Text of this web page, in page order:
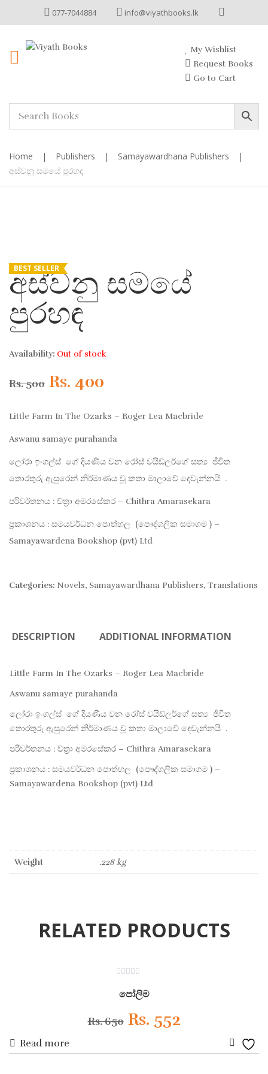
077-7044884 info@viyathbooks.lk
My Wishlist
Request Books
Go to Cart
Home | Publishers | Samayawardhana Publishers
|
අස්වනු සමයේ පුරහඳ
BEST SELLER
අස්වනු සමයේ
පුරහඳ
Availability: Out of stock
Rs.500 Original
price
was:
Rs. 500.
Rs. 400
price
is:
Rs. 400.
Little Farm In The Ozarks – Roger Lea Macbride
Aswanu samaye purahanda
ලෝරා ඉංගල්ස් ගේ දියණිය වන රෝස් වයිඩ්ලර්ගේ සත්‍ය ජීවිත
තොරතුරු ඇසුරෙන් නිර්මාණය වූ කතා මාලාවේ දෙවැන්නයි .
පරිවර්තනය : ච්ත්‍රා අමරසේකර – Chithra Amarasekara
ප්‍රකාශනය : සමයවර්ධන පොත්හල (පෞද්ගලික සමාගම ) –
Samayawardena Bookshop (pvt) Ltd
Categories: Novels, Samayawardhana Publishers, Translations
DESCRIPTION ADDITIONAL INFORMATION
Little Farm In The Ozarks – Roger Lea Macbride
Aswanu samaye purahanda
ලෝරා ඉංගල්ස් ගේ දියණිය වන රෝස් වයිඩ්ලර්ගේ සත්‍ය ජීවිත
තොරතුරු ඇසුරෙන් නිර්මාණය වූ කතා මාලාවේ දෙවැන්නයි .
පරිවර්තනය : ච්ත්‍රා අමරසේකර – Chithra Amarasekara
ප්‍රකාශනය : සමයවර්ධන පොත්හල (පෞද්ගලික සමාගම ) –
Samayawardena Bookshop (pvt) Ltd
Weight .228 kg
RELATED PRODUCTS
out
of
පෝලිම
Rs.650 Original
price
Rs. 552Current
price
Read more